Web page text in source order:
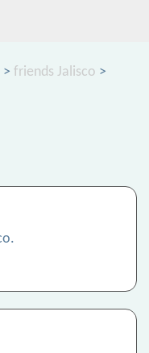
> friends Jalisco >